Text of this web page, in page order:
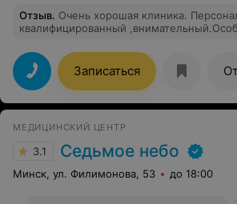
Отзыв. Очень хорошая клиника.
квалифицированный
анестезиолога Гридюшко Н.И.,медсестёр Скаковскую
Н. и Хлестову Л.Записаться
МЕДИЦИНСКИЙ ЦЕНТР
3.1 Седьмое небо
Минск, ул. Филимонова, 53 до 18:00